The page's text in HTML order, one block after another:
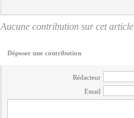
Aucune contribution sur cet article
Déposer une contribution
Rédacteur
Email